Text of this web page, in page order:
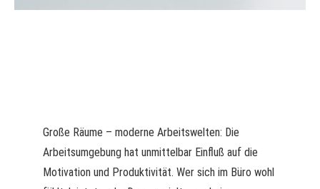
Große Räume – moderne Arbeitswelten: Die
Arbeitsumgebung hat unmittelbar Einfluß auf die
Motivation und Produktivität. Wer sich im Büro wohl